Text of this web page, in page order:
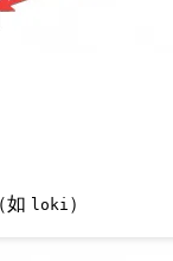
如 loki ） ​